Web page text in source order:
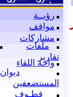
رؤيــة
مواقف
مشاركات
ملفات
تقارير
واحة اللقاء
ديوان
المستضعفين
قطـوف